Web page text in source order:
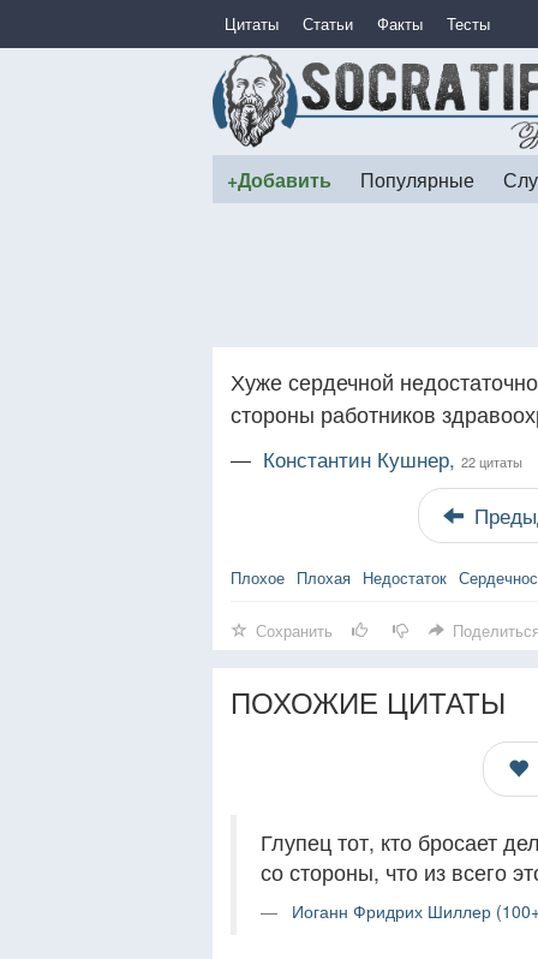
Цитаты Статьи Факты Тесты
+Добавить Популярные
Хуже сердечной
стороны работников
— Константин Кушнер, 22 цитаты
Плохое Плохая Недостаток
Сохранить Поделиться
ПОХОЖИЕ ЦИТАТЫ
Глупец тот, кто бросает
со стороны, что из всего
Иоганн Фридрих Шиллер